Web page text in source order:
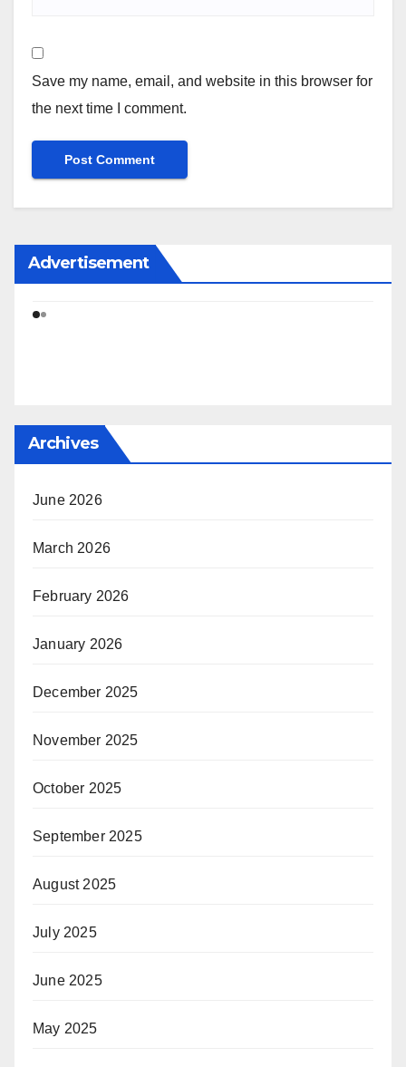
Save my name, email, and website in this browser for
the next time I comment.
Advertisement
Archives
June 2026
March 2026
February 2026
January 2026
December 2025
November 2025
October 2025
September 2025
August 2025
July 2025
June 2025
May 2025